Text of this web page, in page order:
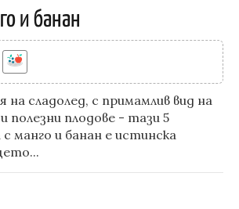
и банан
на сладолед, с примамлив вид на
полезни плодове - тази 5
манго и банан е истинска